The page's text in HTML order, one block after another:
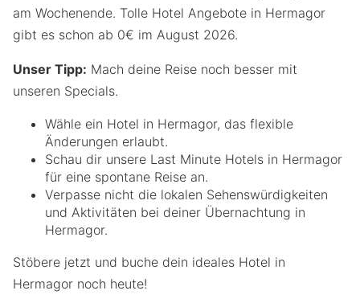
am Wochenende. Tolle Hotel Angebote in Hermagor
gibt es schon ab 0€ im August 2026.
Unser Tipp: Mach deine Reise noch besser mit
unseren Specials.
Wähle ein Hotel in Hermagor, das flexible
Änderungen erlaubt.
Schau dir unsere Last Minute Hotels in Hermagor
für eine spontane Reise an.
Verpasse nicht die lokalen Sehenswürdigkeiten
und Aktivitäten bei deiner Übernachtung in
Hermagor.
Stöbere jetzt und buche dein ideales Hotel in
Hermagor noch heute!